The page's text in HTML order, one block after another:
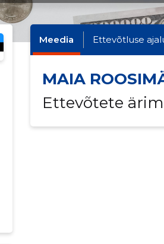
Meedia Ettevõtluse
MAIA
Ettevõtete